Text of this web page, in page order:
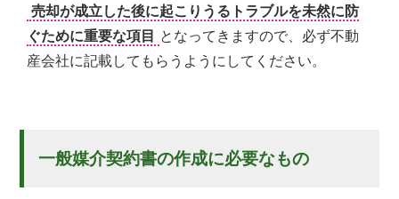
売却が成立した後に起こりうるトラブルを未然に防
ぐために重要な項目 となってきますので、必ず不動
産会社に記載してもらうようにしてください。
一般媒介契約書の作成に必要なもの